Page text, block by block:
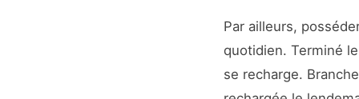
Par ailleurs,
quotidien. Terminé
se recharge.